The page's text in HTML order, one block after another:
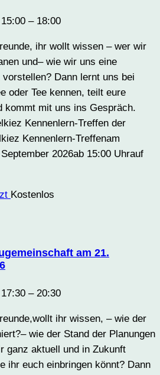
– 18:00
ihr wollt wissen – wer wir
und– wie wir uns eine
Dann lernt uns bei
oder Tee kennen, teilt eure
kommt mit uns ins Gespräch.
Kennenlern-Treffen der
Kennenlern-Treffenam
2026ab 15:00 Uhrauf
Kostenlos
am 21.
– 20:30
ihr wissen, – wie der
wie der Stand der Planungen
ganz aktuell und in Zukunft
ihr euch einbringen könnt? Dann